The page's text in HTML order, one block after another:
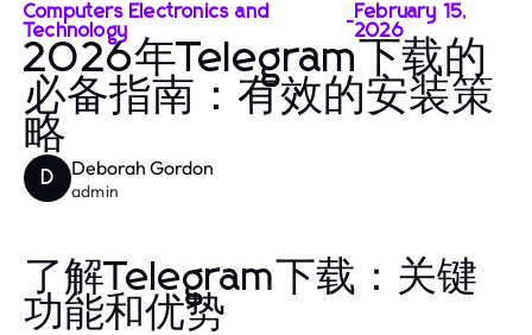
Computers Electronics and
Technology
-February 15,
2026
2026年Telegram下载的
必备指南：有效的安装策
略
D Deborah Gordon
admin
了解Telegram下载：关键
功能和优势